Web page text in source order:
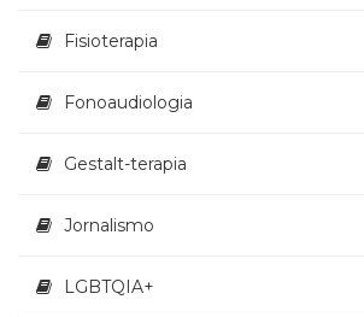
(22)
africanos
Ocupacional
Treinamento
RH
Fisioterapia
Fonoaudiologia
Gestalt-terapia
Jornalismo
LGBTQIA+